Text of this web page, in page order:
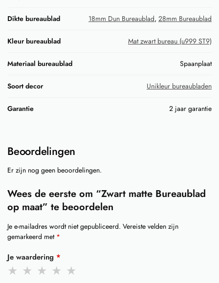
Dikte bureaublad 18mm Dun Bureaublad, 28mm Bureaublad
Kleur bureaublad Mat zwart bureau (u999 ST9)
Materiaal bureaublad Spaanplaat
Soort decor Unikleur bureaubladen
Garantie 2 jaar garantie
Beoordelingen
Er zijn nog geen beoordelingen.
Wees de eerste om “Zwart matte Bureaublad
op maat” te beoordelen
Je e-mailadres wordt niet gepubliceerd. Vereiste velden zijn
gemarkeerd met *
Je waardering *